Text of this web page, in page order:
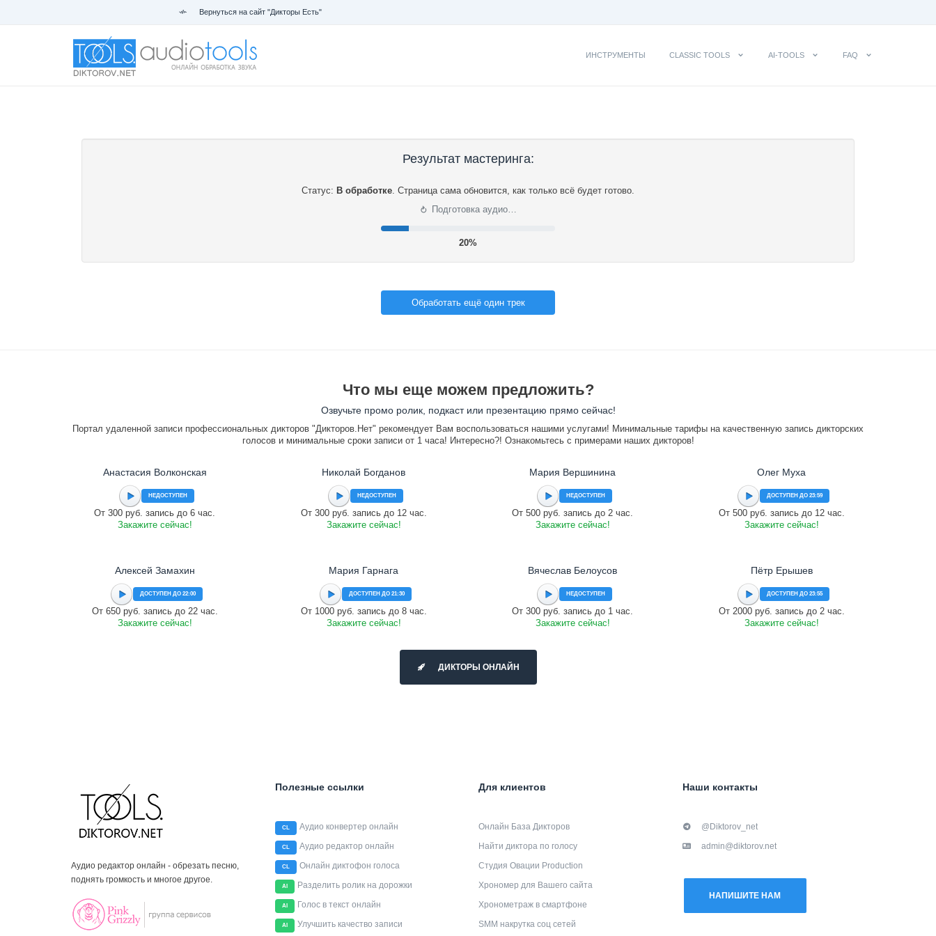
Вернуться на сайт "Дикторы Есть"
ИНСТРУМЕНТЫ CLASSIC TOOLS AI-TOOLS FAQ
Результат мастеринга:
Статус: В обработке. Страница сама обновится, как только всё будет готово.
⟳ Подготовка аудио…
21%
Обработать ещё один трек
Что мы еще можем предложить?
Озвучьте промо ролик, подкаст или презентацию прямо сейчас!
Портал удаленной записи профессиональных дикторов "Дикторов.Нет" рекомендует Вам воспользоваться нашими услугами! Минимальные тарифы на качественную запись дикторских
голосов и минимальные сроки записи от 1 часа! Интересно?! Ознакомьтесь с примерами наших дикторов!
Анастасия Волконская
НЕДОСТУПЕН
От 300 руб. запись до 6 час.
Закажите сейчас!
Николай Богданов
НЕДОСТУПЕН
От 300 руб. запись до 12 час.
Закажите сейчас!
Мария Вершинина
НЕДОСТУПЕН
От 500 руб. запись до 2 час.
Закажите сейчас!
Олег Муха
ДОСТУПЕН ДО 23:59
От 500 руб. запись до 12 час.
Закажите сейчас!
Алексей Замахин
ДОСТУПЕН ДО 22:00
От 650 руб. запись до 22 час.
Закажите сейчас!
Мария Гарнага
ДОСТУПЕН ДО 21:30
От 1000 руб. запись до 8 час.
Закажите сейчас!
Вячеслав Белоусов
НЕДОСТУПЕН
От 300 руб. запись до 1 час.
Закажите сейчас!
Пётр Ерышев
ДОСТУПЕН ДО 23:55
От 2000 руб. запись до 2 час.
Закажите сейчас!
ДИКТОРЫ ОНЛАЙН
Аудио редактор онлайн - обрезать песню,
поднять громкость и многое другое.
Полезные ссылки
CL Аудио конвертер онлайн
CL Аудио редактор онлайн
CL Онлайн диктофон голоса
AI Разделить ролик на дорожки
AI Голос в текст онлайн
AI Улучшить качество записи
Для клиентов
Онлайн База Дикторов
Найти диктора по голосу
Студия Овации Production
Хрономер для Вашего сайта
Хронометраж в смартфоне
SMM накрутка соц сетей
Наши контакты
@Diktorov_net
admin@diktorov.net
НАПИШИТЕ НАМ